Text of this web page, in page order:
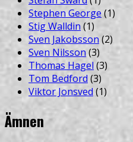
Stephen George (1)
Stig Walldin (1)
Sven Jakobsson (2)
Sven Nilsson(3)
Thomas Hagel (3)
Tom Bedford (3)
Viktor Jonsved (1)
Ämnen